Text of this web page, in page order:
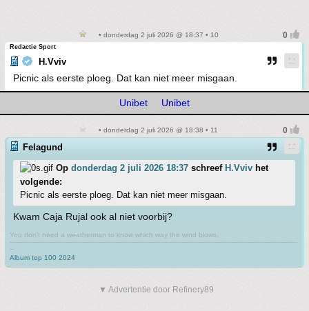
• donderdag 2 juli 2026 @ 18:37 • 10
Redactie Sport
H.Vviv
Picnic als eerste ploeg. Dat kan niet meer misgaan.
Unibet Unibet
• donderdag 2 juli 2026 @ 18:38 • 11
Felagund
Op donderdag 2 juli 2026 18:37 schreef H.Vviv het
volgende:
Picnic als eerste ploeg. Dat kan niet meer misgaan.
Kwam Caja Rujal ook al niet voorbij?
You don't need a weatherman to know which way the wind blows.
-------------------------------------------------------------------------------------------------------------------------------------------
--
Album top 100 2024
▼ Advertentie door Refinery89